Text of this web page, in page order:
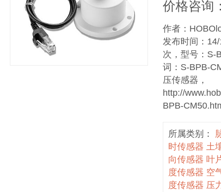
价格咨询
作者：
发布时间：
次，型号：S-
词：S-BPB-
压传感器，
http://
BPB-
所属类别：
时传感器 土
向传感器 叶
度传感器 空
度传感器 压